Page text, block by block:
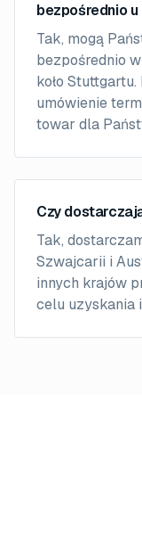
bezpośrednio
Tak, mogą
bezpośrednio
koło
umówienie
towar dla
Czy
Tak,
Szwajcarii i
innych krajów
celu uzyskania